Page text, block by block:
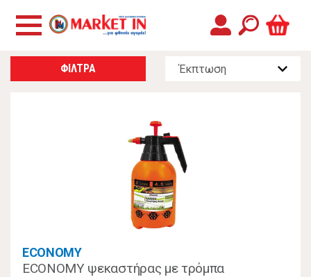
ΦΙΛΤΡΑ
ECONOMY
ECONOMY ψεκαστήρας με τρόμπα